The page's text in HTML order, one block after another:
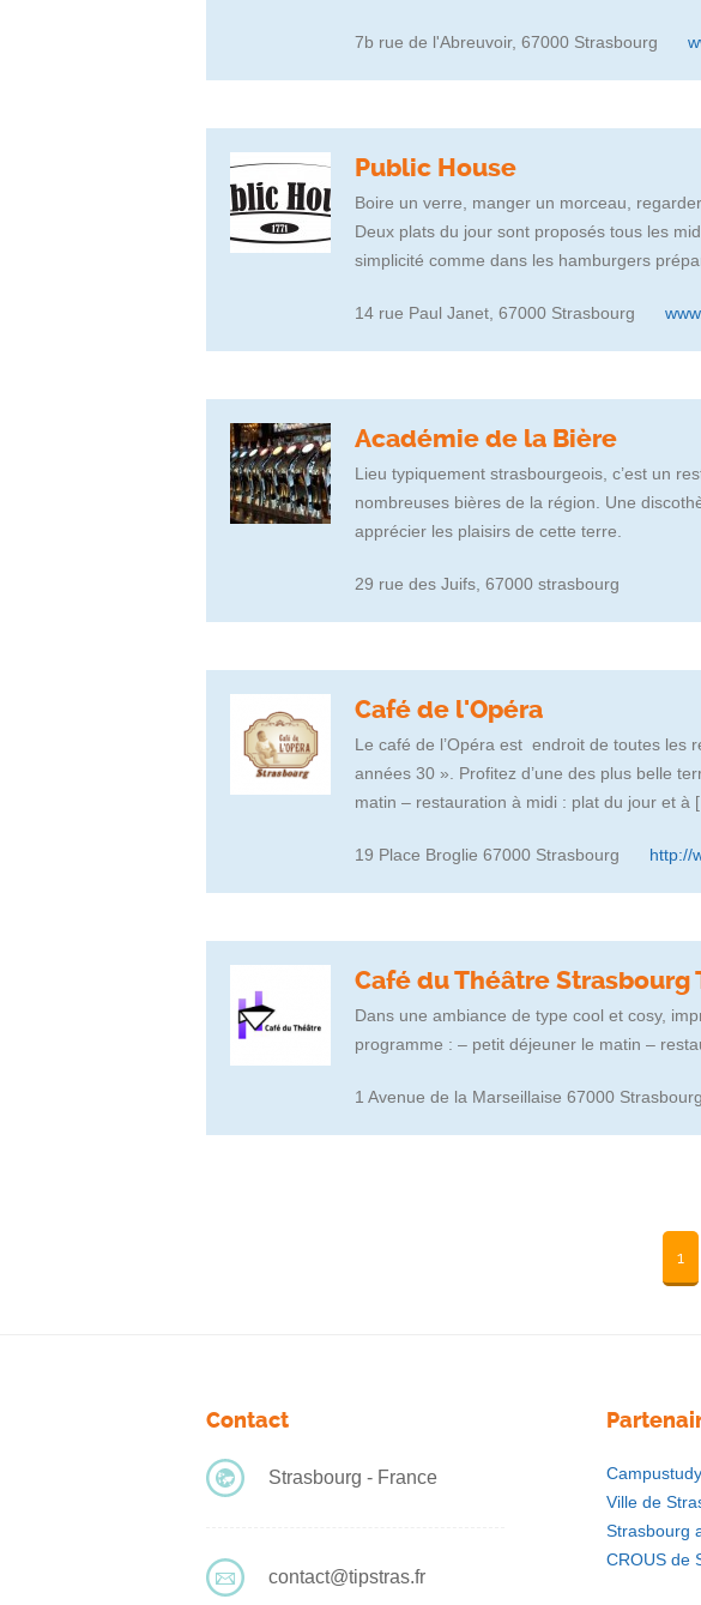
7b rue de l'Abreuvoir, 67000 Strasbourg
Public House
Boire un verre, manger un morceau,
Deux plats du jour sont proposés tous les
simplicité comme dans les hamburgers
14 rue Paul Janet, 67000 Strasbourg
Académie de la Bière
Lieu typiquement strasbourgeois, c’est un
nombreuses bières de la région. Une
apprécier les plaisirs de cette terre.
29 rue des Juifs, 67000 strasbourg
Café de l'Opéra
Le café de l’Opéra est endroit de toutes les
années 30 ». Profitez d’une des plus belle
matin – restauration à midi : plat du jour et à
19 Place Broglie 67000 Strasbourg http://
Café du Théâtre Strasbourg
Dans une ambiance de type cool et cosy,
programme : – petit déjeuner le matin –
1 Avenue de la Marseillaise 67000 Strasbourg
1
Contact
Strasbourg - France
contact@tipstras.fr
Ville de
Strasbourg
CROUS de